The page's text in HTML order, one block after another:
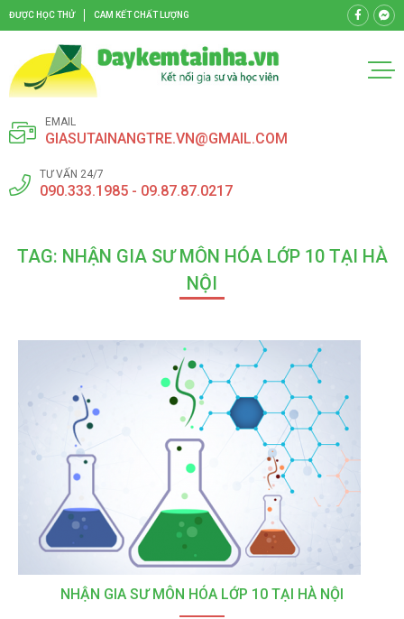
ĐƯỢC HỌC THỬ CAM KẾT CHẤT LƯỢNG
EMAIL
GIASUTAINANGTRE.VN@GMAIL.COM
TƯ VẤN 24/7
090.333.1985 - 09.87.87.0217
TAG: NHẬN GIA SƯ MÔN HÓA LỚP 10 TẠI HÀ
NỘI
NHẬN GIA SƯ MÔN HÓA LỚP 10 TẠI HÀ NỘI